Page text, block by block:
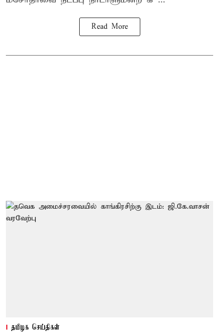
Read More
தமிழக செய்திகள்